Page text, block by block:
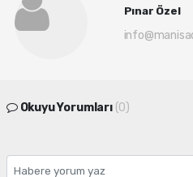
Pınar Özel
Okuyu Yorumları (0)